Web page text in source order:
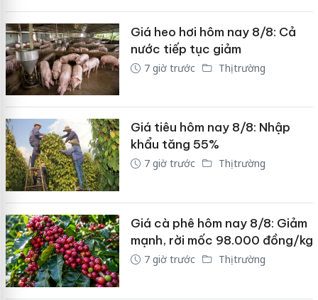
Giá heo hơi hôm nay 8/8: Cả
nước tiếp tục giảm
7 giờ trước Thị trường
Giá tiêu hôm nay 8/8: Nhập
khẩu tăng 55%
7 giờ trước Thị trường
Giá cà phê hôm nay 8/8: Giảm
mạnh, rời mốc 98.000 đồng/kg
7 giờ trước Thị trường